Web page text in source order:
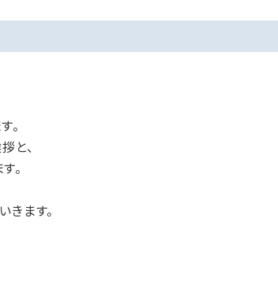
。
と、
。
きます。